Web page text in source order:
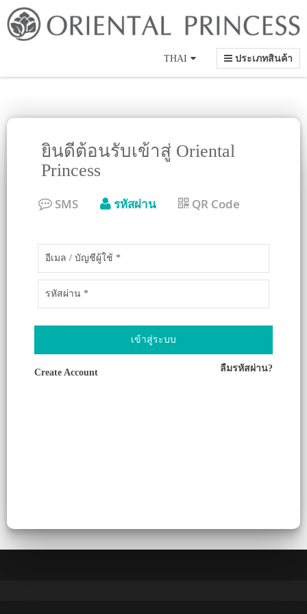
ประเภทสินค้า
THAI
ยินดีต้อนรับเข้าสู่ Oriental
Princess
SMS รหัสผ่าน QR Code
เข้าสู่ระบบ
Create Account ลืมรหัสผ่าน?